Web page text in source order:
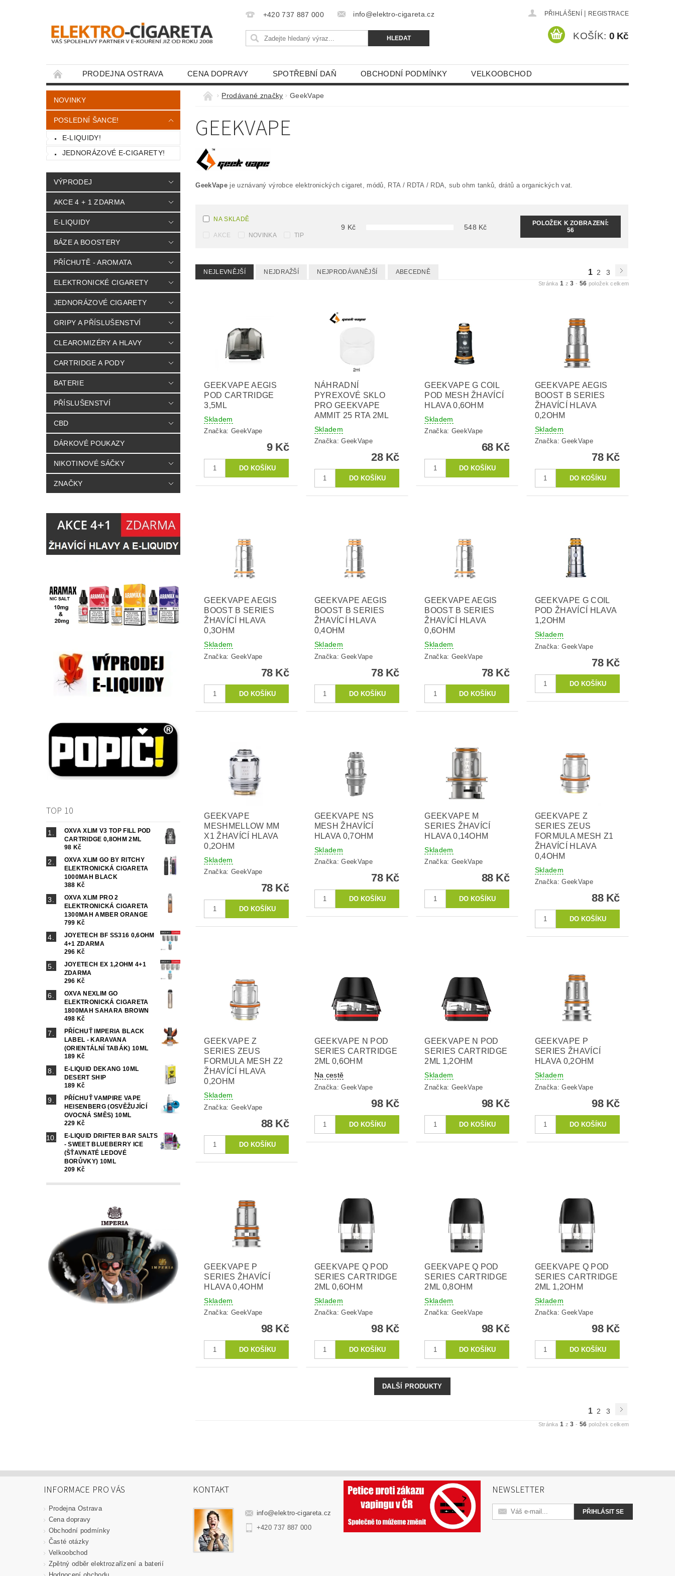
+420 737 887 000 info@elektro-cigareta.cz PŘIHLÁŠENÍ REGISTRACE
KOŠÍK: 0 Kč
PRODEJNA OSTRAVA CENA DOPRAVY SPOTŘEBNÍ DAŇ OBCHODNÍ PODMÍNKY VELKOOBCHOD
KONTAKTY
NOVINKY
POSLEDNÍ ŠANCE!
E-LIQUIDY!
JEDNORÁZOVÉ E-CIGARETY!
VÝPRODEJ
AKCE 4 + 1 ZDARMA
E-LIQUIDY
BÁZE A BOOSTERY
PŘÍCHUTĚ - AROMATA
ELEKTRONICKÉ CIGARETY
JEDNORÁZOVÉ CIGARETY
GRIPY A PŘÍSLUŠENSTVÍ
CLEAROMIZÉRY A HLAVY
CARTRIDGE A PODY
BATERIE
PŘÍSLUŠENSTVÍ
CBD
DÁRKOVÉ POUKAZY
NIKOTINOVÉ SÁČKY
ZNAČKY
TOP 10
OXVA XLIM V3 TOP FILL POD
CARTRIDGE 0,8OHM 2ML
98 Kč
OXVA XLIM GO BY RITCHY
ELEKTRONICKÁ CIGARETA
1000MAH BLACK
388 Kč
OXVA XLIM PRO 2
ELEKTRONICKÁ CIGARETA
1300MAH AMBER ORANGE
799 Kč
JOYETECH BF SS316 0,6OHM
4+1 ZDARMA
296 Kč
JOYETECH EX 1,2OHM 4+1
ZDARMA
296 Kč
OXVA NEXLIM GO
ELEKTRONICKÁ CIGARETA
1800MAH SAHARA BROWN
498 Kč
PŘÍCHUŤ IMPERIA BLACK
LABEL - KARAVANA
(ORIENTÁLNÍ TABÁK) 10ML
189 Kč
E-LIQUID DEKANG 10ML
DESERT SHIP
189 Kč
PŘÍCHUŤ VAMPIRE VAPE
HEISENBERG (OSVĚŽUJÍCÍ
OVOCNÁ SMĚS) 10ML
229 Kč
E-LIQUID DRIFTER BAR SALTS
- SWEET BLUEBERRY ICE
(ŠŤAVNATÉ LEDOVÉ
BORŮVKY) 10ML
209 Kč
Prodávané značky GeekVape
GEEKVAPE
GeekVapeje uznávaný výrobce elektronických cigaret, módů, RTA / RDTA / RDA, sub ohm tanků, drátů a organických vat.
NA SKLADĚ
AKCE NOVINKA TIP
9 Kč 548 Kč
POLOŽEK K ZOBRAZENÍ:
56
NEJLEVNĚJŠÍ NEJDRAŽŠÍ NEJPRODÁVANĚJŠÍ ABECEDNĚ 1 2 3
Stránka1 z3 - 56 položek celkem
GEEKVAPE AEGIS
POD CARTRIDGE
3,5ML
Skladem
Značka: GeekVape
9 Kč
NÁHRADNÍ
PYREXOVÉ SKLO
PRO GEEKVAPE
AMMIT 25 RTA 2ML
Skladem
Značka:GeekVape
28 Kč
GEEKVAPE G COIL
POD MESH ŽHAVÍCÍ
HLAVA 0,6OHM
Skladem
Značka: GeekVape
68 Kč
GEEKVAPE AEGIS
BOOST B SERIES
ŽHAVÍCÍ HLAVA
0,2OHM
Skladem
Značka:GeekVape
78 Kč
GEEKVAPE AEGIS
BOOST B SERIES
ŽHAVÍCÍ HLAVA
0,3OHM
Skladem
Značka: GeekVape
78 Kč
GEEKVAPE AEGIS
BOOST B SERIES
ŽHAVÍCÍ HLAVA
0,4OHM
Skladem
Značka:GeekVape
78 Kč
GEEKVAPE AEGIS
BOOST B SERIES
ŽHAVÍCÍ HLAVA
0,6OHM
Skladem
Značka: GeekVape
78 Kč
GEEKVAPE G COIL
POD ŽHAVÍCÍ HLAVA
1,2OHM
Skladem
Značka:GeekVape
78 Kč
GEEKVAPE
MESHMELLOW MM
X1 ŽHAVÍCÍ HLAVA
0,2OHM
Skladem
Značka: GeekVape
78 Kč
GEEKVAPE NS
MESH ŽHAVÍCÍ
HLAVA 0,7OHM
Skladem
Značka:GeekVape
78 Kč
GEEKVAPE M
SERIES ŽHAVÍCÍ
HLAVA 0,14OHM
Skladem
Značka: GeekVape
88 Kč
GEEKVAPE Z
SERIES ZEUS
FORMULA MESH Z1
ŽHAVÍCÍ HLAVA
0,4OHM
Skladem
Značka:GeekVape
88 Kč
GEEKVAPE Z
SERIES ZEUS
FORMULA MESH Z2
ŽHAVÍCÍ HLAVA
0,2OHM
Skladem
Značka: GeekVape
88 Kč
GEEKVAPE N POD
SERIES CARTRIDGE
2ML 0,6OHM
Na cestě
Značka:GeekVape
98 Kč
GEEKVAPE N POD
SERIES CARTRIDGE
2ML 1,2OHM
Skladem
Značka: GeekVape
98 Kč
GEEKVAPE P
SERIES ŽHAVÍCÍ
HLAVA 0,2OHM
Skladem
Značka:GeekVape
98 Kč
GEEKVAPE P
SERIES ŽHAVÍCÍ
HLAVA 0,4OHM
Skladem
Značka: GeekVape
98 Kč
GEEKVAPE Q POD
SERIES CARTRIDGE
2ML 0,6OHM
Skladem
Značka:GeekVape
98 Kč
GEEKVAPE Q POD
SERIES CARTRIDGE
2ML 0,8OHM
Skladem
Značka: GeekVape
98 Kč
GEEKVAPE Q POD
SERIES CARTRIDGE
2ML 1,2OHM
Skladem
Značka:GeekVape
98 Kč
DALŠÍ PRODUKTY
1 2 3
Stránka1 z3 - 56 položek celkem
INFORMACE PRO VÁS
Prodejna Ostrava
Cena dopravy
Obchodní podmínky
Časté otázky
Velkoobchod
Zpětný odběr elektrozařízení a baterií
KONTAKT
info@elektro-cigareta.cz
+420 737 887 000
NEWSLETTER